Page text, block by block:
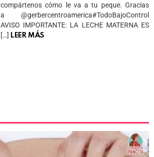
compártenos cómo le va a tu peque. Gracias
a @gerbercentroamerica#TodoBajoControl
AVISO IMPORTANTE: LA LECHE MATERNA ES
[…] LEER MÁS